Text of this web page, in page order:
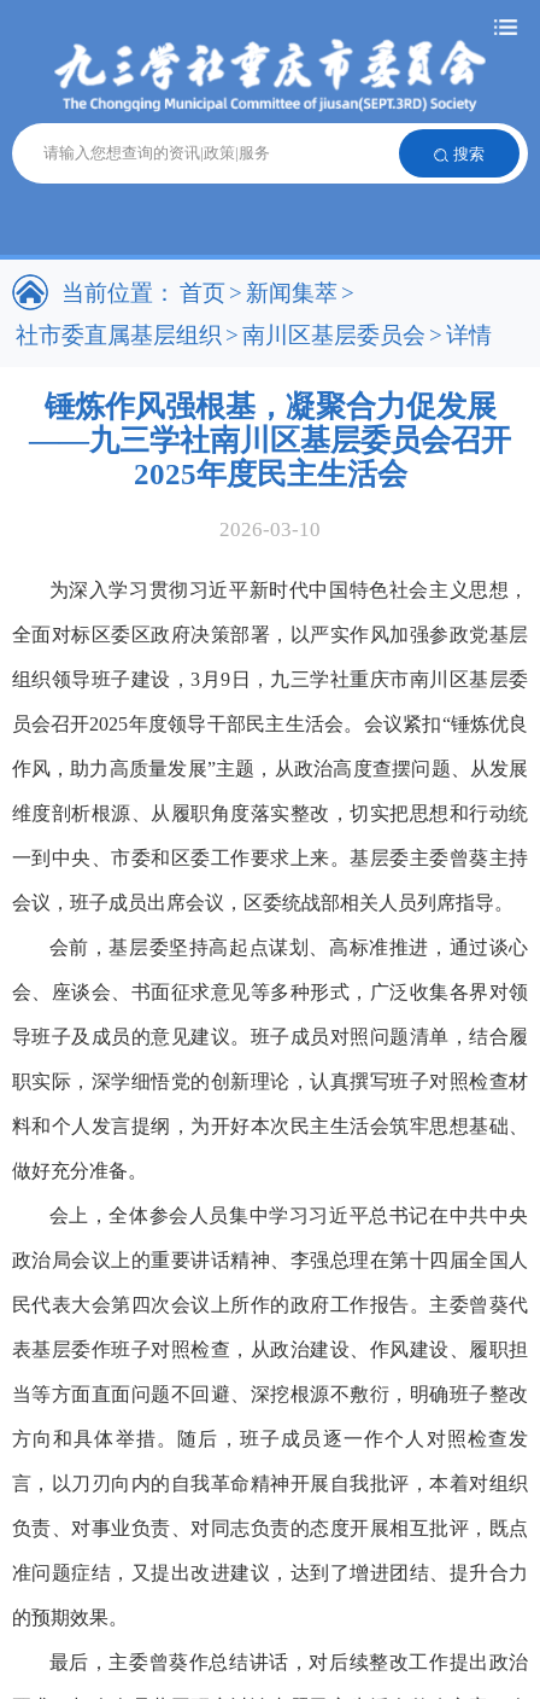
搜索
当前位置： 首页> 新闻集萃>
社市委直属基层组织 >南川区基层委员会 >详情
锤炼作风强根基，凝聚合力促发展
——九三学社南川区基层委员会召开
2025年度民主生活会
2026-03-10
为深入学习贯彻习近平新时代中国特色社会主义思想，
全面对标区委区政府决策部署，以严实作风加强参政党基层
组织领导班子建设，3月9日，九三学社重庆市南川区基层委
员会召开2025年度领导干部民主生活会。会议紧扣“锤炼优良
作风，助力高质量发展”主题，从政治高度查摆问题、从发展
维度剖析根源、从履职角度落实整改，切实把思想和行动统
一到中央、市委和区委工作要求上来。基层委主委曾葵主持
会议，班子成员出席会议，区委统战部相关人员列席指导。
会前，基层委坚持高起点谋划、高标准推进，通过谈心
会、座谈会、书面征求意见等多种形式，广泛收集各界对领
导班子及成员的意见建议。班子成员对照问题清单，结合履
职实际，深学细悟党的创新理论，认真撰写班子对照检查材
料和个人发言提纲，为开好本次民主生活会筑牢思想基础、
做好充分准备。
会上，全体参会人员集中学习习近平总书记在中共中央
政治局会议上的重要讲话精神、李强总理在第十四届全国人
民代表大会第四次会议上所作的政府工作报告。主委曾葵代
表基层委作班子对照检查，从政治建设、作风建设、履职担
当等方面直面问题不回避、深挖根源不敷衍，明确班子整改
方向和具体举措。随后，班子成员逐一作个人对照检查发
言，以刀刃向内的自我革命精神开展自我批评，本着对组织
负责、对事业负责、对同志负责的态度开展相互批评，既点
准问题症结，又提出改进建议，达到了增进团结、提升合力
的预期效果。
最后，主委曾葵作总结讲话，对后续整改工作提出政治